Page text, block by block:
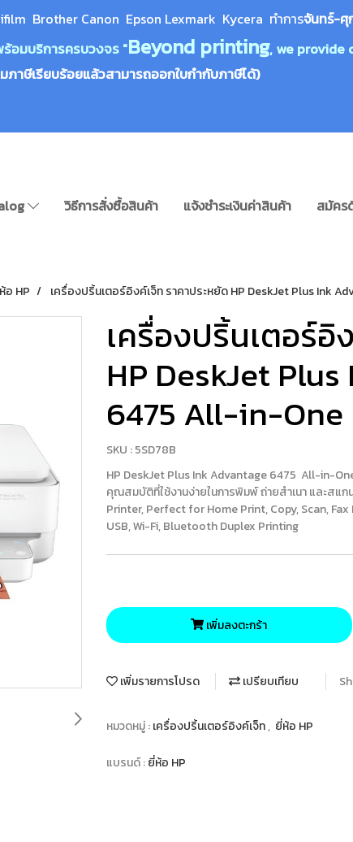
Brother Canon Epson Lexmark Kycera ทำการจันทร์-ศุ
อมบริการครบวงจร "Beyond printing, we
ภาษีเรียบร้อยแล้วสามารถออกใบกำกับภาษีได้)
วิธีการสั่งซื้อสินค้า แจ้งชำระเงินค่าสินค้า สมัคร
อ HP เครื่องปริ้นเตอร์อิงค์เจ็ท ราคาประหยัด HP DeskJet Plus Ink
เครื่องปริ้นเตอร์อิ
HP DeskJet
6475 All-in-One
SKU : 5SD78B
HP DeskJet Plus Ink Advantage 6475 All-in-
คุณสมบัติที่ใช้งานง่ายในการพิมพ์ ถ่ายสำเนา และสแ
Printer, Perfect for Home Print, Copy, Scan,
USB, Wi-Fi, Bluetooth Duplex Printing
เพิ่มลงตะกร้า
เพิ่มรายการโปรด เปรียบเทียบ
หมวดหมู่ :เครื่องปริ้นเตอร์อิงค์เจ็ท, ยี่ห้อ HP
แบรนด์ :ยี่ห้อ HP